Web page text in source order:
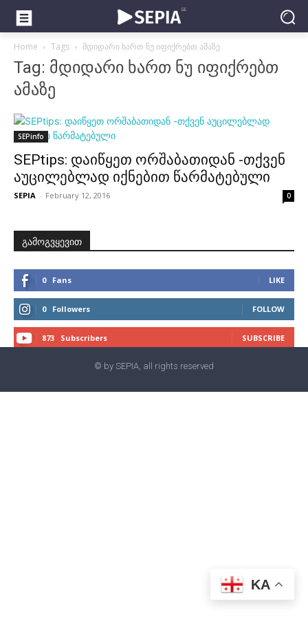
Home Tags მდიდარი ხართ ნუ იფიქრებთ ამაზე
Tag: მდიდარი ხართ ნუ იფიქრებთ
ამაზე
SEPinfo
SEPtips: დაიწყეთ ორშაბათიდან -თქვენ
აუცილებლად იქნებით წარმატებული
SEPIA - February 12, 2016 0
გამოგვყევით
0 Fans LIKE
0 Followers FOLLOW
873 Subscribers SUBSCRIBE
© by SEPIA, all rights reserved
KA